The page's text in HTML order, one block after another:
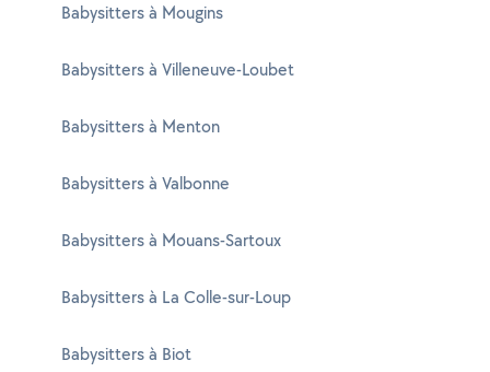
Babysitters à Mougins
Babysitters à Villeneuve-Loubet
Babysitters à Menton
Babysitters à Valbonne
Babysitters à Mouans-Sartoux
Babysitters à La Colle-sur-Loup
Babysitters à Biot